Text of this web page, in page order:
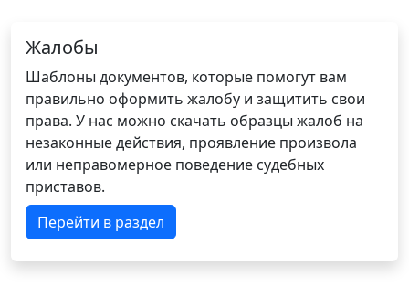
Жалобы
Шаблоны документов, которые помогут вам
правильно оформить жалобу и защитить свои
права. У нас можно скачать образцы жалоб на
незаконные действия, проявление произвола
или неправомерное поведение судебных
приставов.
Перейти в раздел